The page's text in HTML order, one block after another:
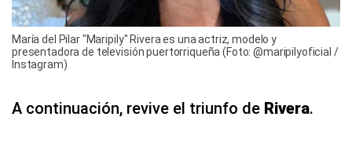
María del Pilar "Maripily" Rivera es una actriz, modelo y
presentadora de televisión puertorriqueña (Foto: @maripilyoficial /
Instagram)
A continuación, revive el triunfo de Rivera.